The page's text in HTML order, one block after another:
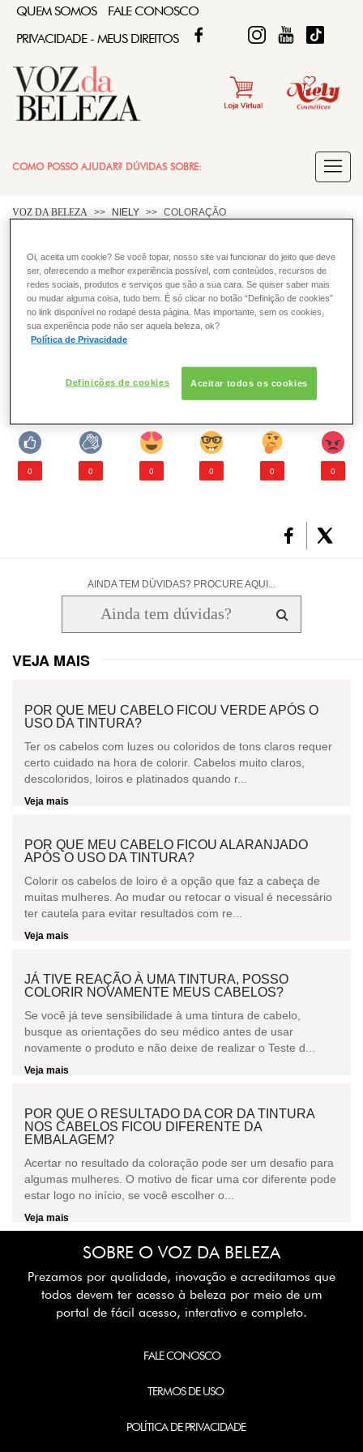
QUEM SOMOS
FALE CONOSCO
PRIVACIDADE - MEUS DIREITOS
FACEBOOK
TWITTERFIQUE DIVAFIQUE DIVA
COMO POSSO AJUDAR? DÚVIDAS SOBRE:
COLORAÇÃO
CABELO
VOZ DA BELEZA NIELY COLORAÇÃO
Que produtos são incompatíveis
com tinturas de oxidação?
Não utilizar se seus cabelos foram coloridos com henê,
colorações progressivas ou produtos a base de sais
O que você achou deste artigo?
0 0 0 0 0 0
AINDA TEM DÚVIDAS? PROCURE AQUI...
VEJA MAIS
POR QUE MEU CABELO FICOU VERDE APÓS O
USO DA TINTURA?
Ter os cabelos com luzes ou coloridos de tons claros requer
certo cuidado na hora de colorir. Cabelos muito claros,
descoloridos, loiros e platinados quando r...
Veja mais
POR QUE MEU CABELO FICOU ALARANJADO
APÓS O USO DA TINTURA?
Colorir os cabelos de loiro é a opção que faz a cabeça de
muitas mulheres. Ao mudar ou retocar o visual é necessário
ter cautela para evitar resultados com re...
Veja mais
JÁ TIVE REAÇÃO À UMA TINTURA, POSSO
COLORIR NOVAMENTE MEUS CABELOS?
Se você já teve sensibilidade à uma tintura de cabelo,
busque as orientações do seu médico antes de usar
novamente o produto e não deixe de realizar o Teste d...
Veja mais
POR QUE O RESULTADO DA COR DA TINTURA
NOS CABELOS FICOU DIFERENTE DA
EMBALAGEM?
Acertar no resultado da coloração pode ser um desafio para
algumas mulheres. O motivo de ficar uma cor diferente pode
estar logo no início, se você escolher o...
Veja mais
SOBRE O VOZ DA BELEZA
Prezamos por qualidade, inovação e acreditamos que
todos devem ter acesso à beleza por meio de um
portal de fácil acesso, interativo e completo.
FALE CONOSCO
TERMOS DE USO
POLÍTICA DE PRIVACIDADE
Oi, aceita um cookie? Se você topar, nosso site vai funcionar do jeito que deve
ser, oferecendo a melhor experiência possível, com conteúdos, recursos de
redes sociais, produtos e serviços que são a sua cara. Se quiser saber mais
ou mudar alguma coisa, tudo bem. É só clicar no botão “Definição de cookies”
no link disponível no rodapé desta página. Mas importante, sem os cookies,
sua experiência pode não ser aquela beleza, ok?
Política de Privacidade
Definições de cookies Aceitar todos os cookies